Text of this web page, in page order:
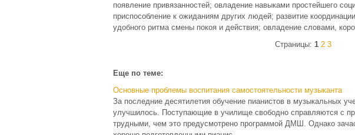
появление привязанностей; овладение навыками простейшего
приспособление к ожиданиям других людей; развитие
удобного ритма смены покоя и действия; овладение словами,
Страницы: 1 2 3
Еще по теме:
Основные проблемы воспитания самостоятельности музыканта
За последние десятилетия обучение пианистов в музыкальных
улучшилось. Поступающие в училище свободно справляются с
трудными, чем это предусмотрено программой ДМШ. Однако